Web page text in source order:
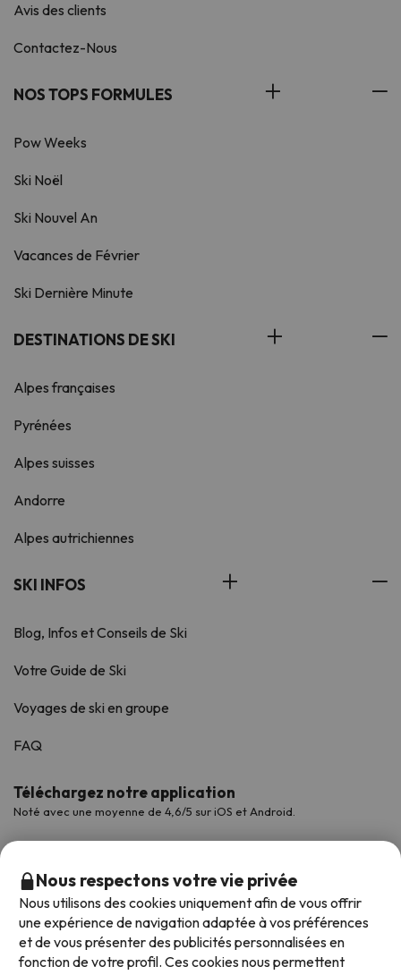
Avis des clients
Contactez-Nous
NOS TOPS FORMULES
Pow Weeks
Ski Noël
Ski Nouvel An
Vacances de Février
Ski Dernière Minute
DESTINATIONS DE SKI
Alpes françaises
Pyrénées
Alpes suisses
Andorre
Alpes autrichiennes
SKI INFOS
Blog, Infos et Conseils de Ski
Votre Guide de Ski
Voyages de ski en groupe
FAQ
Téléchargez notre application
Noté avec une moyenne de 4,6/5 sur iOS et Android.
Nous respectons votre vie privée
Nous utilisons des cookies uniquement afin de vous offrir
une expérience de navigation adaptée à vos préférences
et de vous présenter des publicités personnalisées en
fonction de votre profil. Ces cookies nous permettent